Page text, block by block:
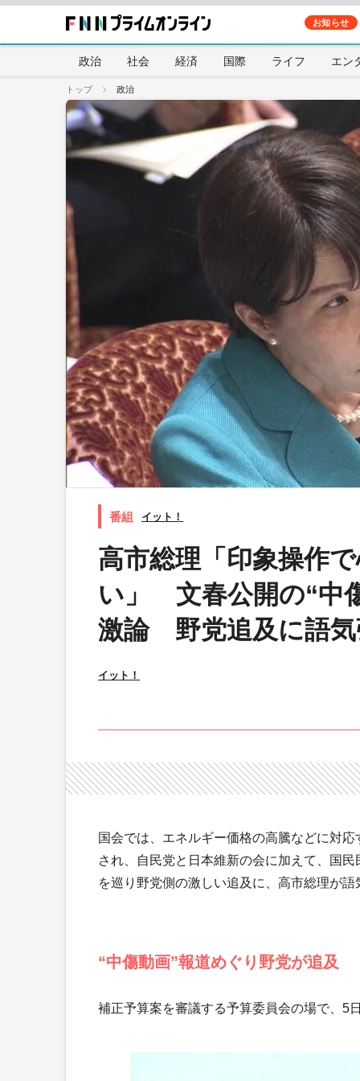
お知らせ
政治 社会 経済 国際 ライフ エン
トップ 政治
イット！
高市総理「印象操作
い」 文春公開の“中
激論 野党追及に語気
イット！
国会では、エネルギー価格の高騰などに対
され、自民党と日本維新の会に加えて、国
を巡り野党側の激しい追及に、高市総理が
“中傷動画”報道めぐり野党が追及
補正予算案を審議する予算委員会の場で、5